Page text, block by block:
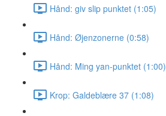
Hånd: giv slip punktet (1:05)
Hånd: Øjenzonerne (0:58)
Hånd: Ming yan-punktet (1:00)
Krop: Galdeblære 37 (1:08)